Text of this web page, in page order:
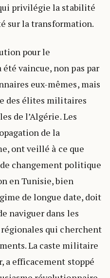
privilégie la stabilité
sur la transformation.
pour le
vaincue, non pas par
eux-mêmes, mais
des élites militaires
de l’Algérie. Les
de la
ont veillé à ce que
changement politique
en Tunisie, bien
de longue date, doit
naviguer dans les
qui cherchent
La caste militaire
a efficacement stoppé